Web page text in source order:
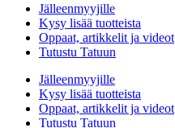
Jälleenmyyjille
Kysy lisää tuotteista
Oppaat, artikkelit ja videot
Tutustu Tatuun
Jälleenmyyjille
Kysy lisää tuotteista
Oppaat, artikkelit ja videot
Tutustu Tatuun